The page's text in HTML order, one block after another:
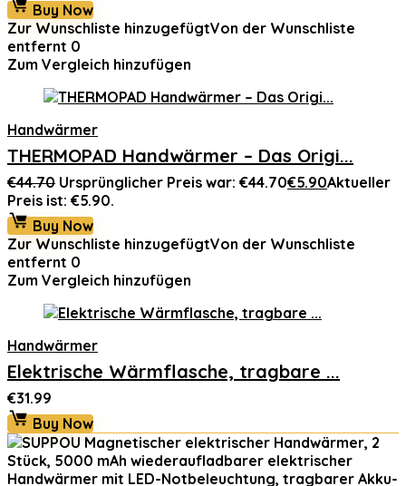
Buy Now
Zur Wunschliste hinzugefügtVon der Wunschliste
entfernt 0
Zum Vergleich hinzufügen
Handwärmer
THERMOPAD Handwärmer – Das Origi...
€44.70 Ursprünglicher Preis war: €44.70€5.90Aktueller
Preis ist: €5.90.
Buy Now
Zur Wunschliste hinzugefügtVon der Wunschliste
entfernt 0
Zum Vergleich hinzufügen
Handwärmer
Elektrische Wärmflasche, tragbare ...
€31.99
Buy Now